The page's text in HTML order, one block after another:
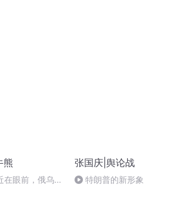
熊
在眼前，俄乌冲
张国庆|舆论战
特朗普的新形象